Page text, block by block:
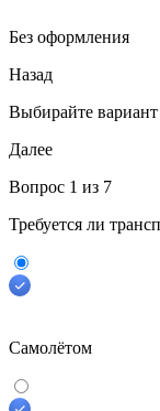
Без оформления
Назад
Выбирайте вариант
Далее
Вопрос 1 из 7
Требуется ли
Самолётом